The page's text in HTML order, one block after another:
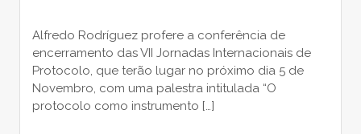
Alfredo Rodríguez profere a conferência de
encerramento das VII Jornadas Internacionais de
Protocolo, que terão lugar no próximo dia 5 de
Novembro, com uma palestra intitulada “O
protocolo como instrumento […]